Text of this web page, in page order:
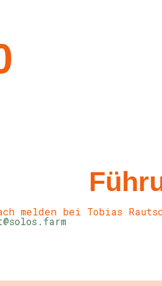
melden bei Tobias